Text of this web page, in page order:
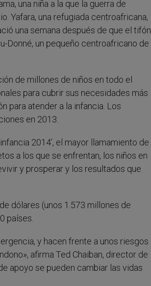
una niña a la que la guerra de
Yafara, una refugiada centroafricana,
una semana después de que el tifón
Donné, un pequeño centroafricano de
de millones de niños en todo el
para cubrir sus necesidades más
para atender a la infancia. Los
en 2013.
2014’, el mayor llamamiento de
a los que se enfrentan, los niños en
y prosperar y los resultados que
dólares (unos 1.573 millones de
países.
y hacen frente a unos riesgos
afirma Ted Chaiban, director de
apoyo se pueden cambiar las vidas